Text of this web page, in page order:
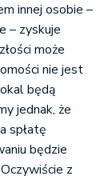
innej osobie –
– zyskuje
może
nie jest
będą
jednak, że
spłatę
będzie
z